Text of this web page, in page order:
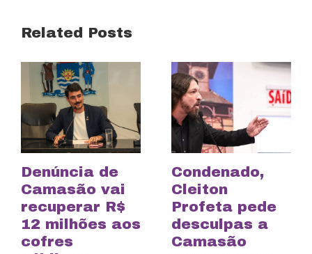
Related Posts
Denúncia de
Camasão vai
recuperar R$
12 milhões aos
cofres
Condenado,
Cleiton
Profeta pede
desculpas a
Camasão